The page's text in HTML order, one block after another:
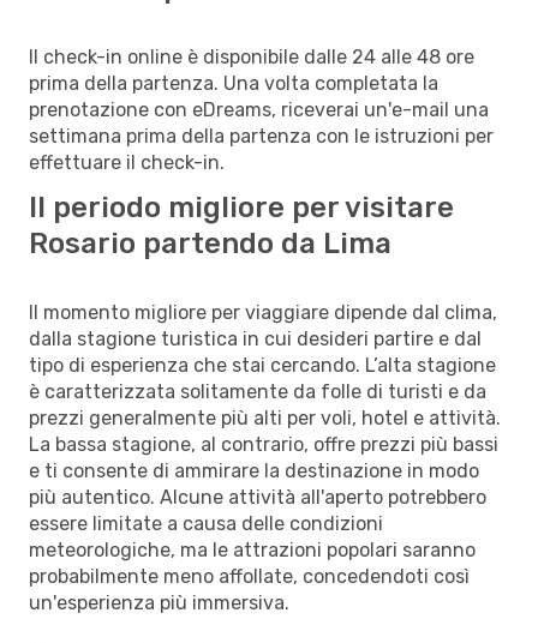
Il check-in online è disponibile dalle 24 alle 48 ore
prima della partenza. Una volta completata la
prenotazione con eDreams, riceverai un'e-mail una
settimana prima della partenza con le istruzioni per
effettuare il check-in.
Il periodo migliore per visitare
Rosario partendo da Lima
Il momento migliore per viaggiare dipende dal clima,
dalla stagione turistica in cui desideri partire e dal
tipo di esperienza che stai cercando. L’alta stagione
è caratterizzata solitamente da folle di turisti e da
prezzi generalmente più alti per voli, hotel e attività.
La bassa stagione, al contrario, offre prezzi più bassi
e ti consente di ammirare la destinazione in modo
più autentico. Alcune attività all'aperto potrebbero
essere limitate a causa delle condizioni
meteorologiche, ma le attrazioni popolari saranno
probabilmente meno affollate, concedendoti così
un'esperienza più immersiva.